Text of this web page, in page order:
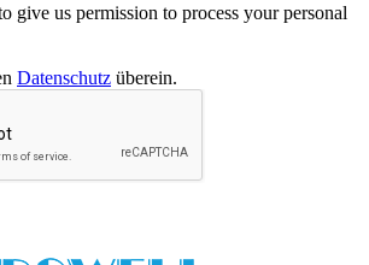
give us permission to process your personal
Datenschutz überein.